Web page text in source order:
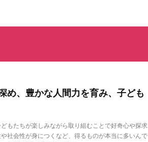
め、豊かな人間力を育み、子ども
もたちが楽しみながら取り組むことで好奇心や探求
社会性が身につくなど、得るものが本当に多いんで